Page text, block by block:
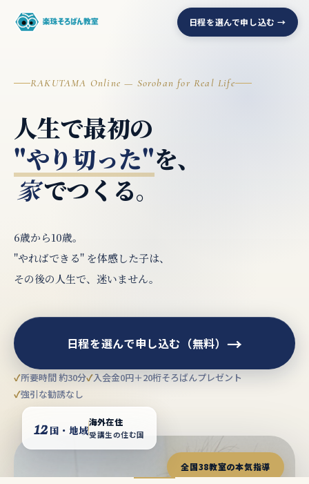
日程を選んで申し込む →
RAKUTAMA Online — Soroban for Real Life
人生で最初の
"やり切った"を、
家でつくる。
6歳から10歳。
"やればできる" を体感した子は、
その後の人生で、迷いません。
日程を選んで申し込む（無料） →
所要時間 約30分 入会金0円＋20桁そろばんプレゼント
強引な勧誘なし
全国38教室の本気指導
12 国・地域
海外在住
受講生の住む国